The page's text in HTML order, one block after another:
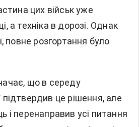
цих військ уже
а техніка в дорозі. Однак
повне розгортання було
що в середу
підтвердив це рішення, але
і перенаправив усі питання